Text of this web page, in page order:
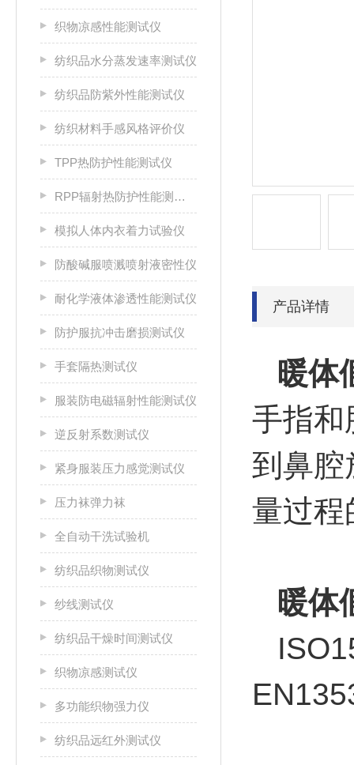
织物凉感性能测试仪
纺织品水分蒸发速率测试仪
纺织品防紫外性能测试仪
纺织材料手感风格评价仪
TPP热防护性能测试仪
RPP辐射热防护性能测试仪
模拟人体内衣着力试验仪
防酸碱服喷溅喷射液密性仪
耐化学液体渗透性能测试仪
防护服抗冲击磨损测试仪
手套隔热测试仪
服装防电磁辐射性能测试仪
逆反射系数测试仪
紧身服装压力感觉测试仪
压力袜弹力袜
全自动干洗试验机
纺织品织物测试仪
纱线测试仪
纺织品干燥时间测试仪
织物凉感测试仪
多功能织物强力仪
纺织品远红外测试仪
产品详情
暖体
手指和
到鼻腔
量过程
暖体